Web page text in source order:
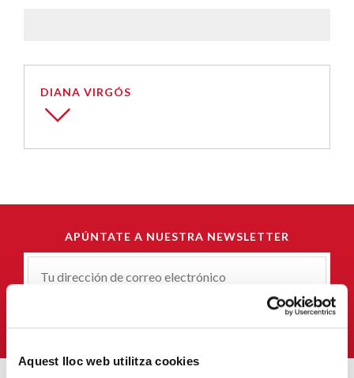
Aquest lloc web utilitza cookies
DIANA VIRGÓS
APÚNTATE A NUESTRA NEWSLETTER
Correu-
E
QUIERO SUSCRIBIRME